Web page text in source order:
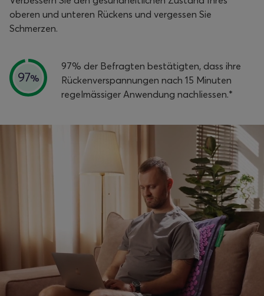
oberen und unteren Rückens und vergessen Sie
Schmerzen.
97% der Befragten bestätigten, dass ihre
Rückenverspannungen nach 15 Minuten
regelmässiger Anwendung nachliessen.*